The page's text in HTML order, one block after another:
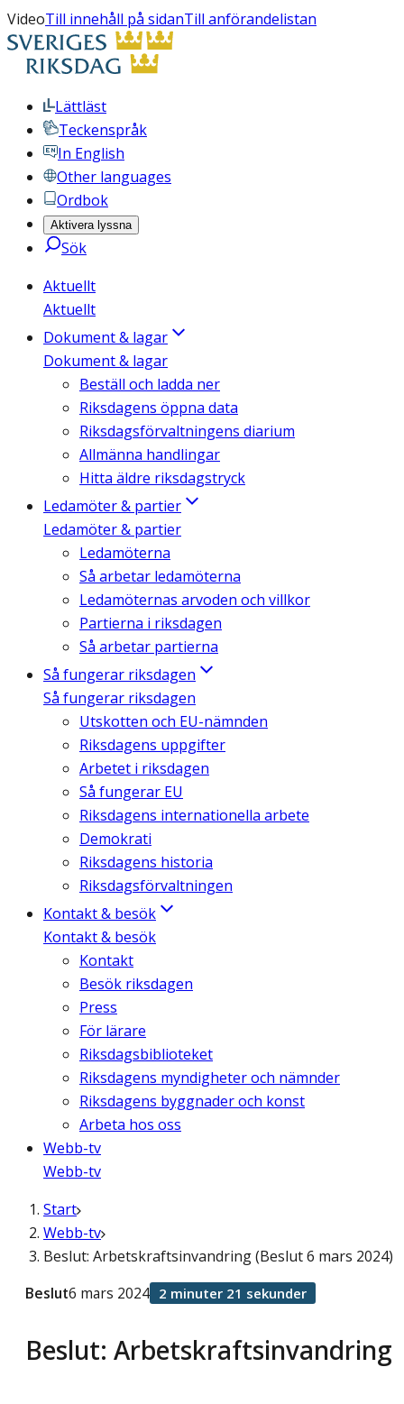
VideoTill innehåll på sidanTill anförandelistan
Lättläst
Teckenspråk
In English
Other languages
Ordbok
Aktivera lyssna
Sök
Aktuellt
Aktuellt
Dokument & lagar
Dokument & lagar
Beställ och ladda ner
Riksdagens öppna data
Riksdagsförvaltningens diarium
Allmänna handlingar
Hitta äldre riksdagstryck
Ledamöter & partier
Ledamöter & partier
Ledamöterna
Så arbetar ledamöterna
Ledamöternas arvoden och villkor
Partierna i riksdagen
Så arbetar partierna
Så fungerar riksdagen
Så fungerar riksdagen
Utskotten och EU-nämnden
Riksdagens uppgifter
Arbetet i riksdagen
Så fungerar EU
Riksdagens internationella arbete
Demokrati
Riksdagens historia
Riksdagsförvaltningen
Kontakt & besök
Kontakt & besök
Kontakt
Besök riksdagen
Press
För lärare
Riksdagsbiblioteket
Riksdagens myndigheter och nämnder
Riksdagens byggnader och konst
Arbeta hos oss
Webb-tv
Webb-tv
Start
Webb-tv
Beslut: Arbetskraftsinvandring (Beslut 6 mars 2024)
Beslut: Arbetskraftsinvandring
Beslut6 mars 2024 2 minuter 21 sekunder